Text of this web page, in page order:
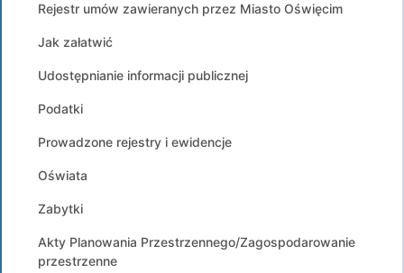
Rejestr umów zawieranych przez Miasto Oświęcim
Jak załatwić
Udostępnianie informacji publicznej
Podatki
Prowadzone rejestry i ewidencje
Oświata
Zabytki
Akty Planowania Przestrzennego/Zagospodarowanie
przestrzenne